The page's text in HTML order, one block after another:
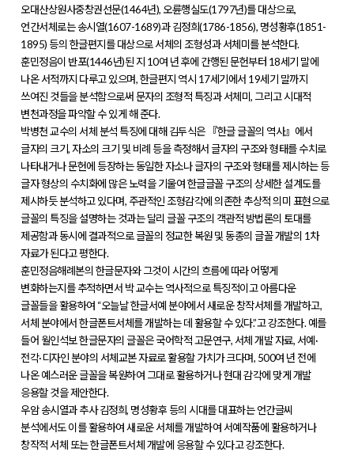
오대산상원사중창권선문(1464년), 오륜행실도(1797년)를 대상으로,
언간서체로는 송시열(1607-1689)과 김정희(1786-1856), 명성황후(1851-
1895) 등의 한글편지를 대상으로 서체의 조형성과 서체미를 분석한다.
훈민정음이 반포(1446년)된 지 10여 년 후에 간행된 문헌부터 18세기 말에
나온 서적까지 다루고 있으며, 한글편지 역시 17세기에서 19세기 말까지
쓰여진 것들을 분석함으로써 문자의 조형적 특징과 서체미, 그리고 시대적
변천과정을 파악할 수 있게 해 준다.
박병천 교수의 서체 분석 특징에 대해 김두식은 『한글 글꼴의 역사』에서
글자의 크기, 자소의 크기 및 비례 등을 측정해서 글자의 구조와 형태를 수치로
나타내거나 문헌에 등장하는 동일한 자소나 글자의 구조와 형태를 제시하는 등
글자 형상의 수치화에 많은 노력을 기울여 한글글꼴 구조의 상세한 설계도를
제시하듯 분석하고 있다며, 주관적인 조형감각에 의존한 추상적 의미 표현으로
글꼴의 특징을 설명하는 것과는 달리 글꼴 구조의 객관적 방법론의 토대를
제공함과 동시에 결과적으로 글꼴의 정교한 복원 및 동종의 글꼴 개발의 1차
자료가 된다고 평한다.
훈민정음해례본의 한글문자와 그것이 시간의 흐름에 따라 어떻게
변화하는지를 추적하면서 박 교수는 역사적으로 특징적이고 아름다운
글꼴들을 활용하여 “오늘날 한글서예 분야에서 새로운 창작서체를 개발하고,
서체 분야에서 한글폰트서체를 개발하는 데 활용할 수 있다.”고 강조한다. 예를
들어 월인석보 한글문자의 글꼴은 국어학적 고문연구, 서체 개발 자료, 서예·
전각·디자인 분야의 서체교본 자료로 활용할 가치가 크다며, 500여 년 전에
나온 예스러운 글꼴을 복원하여 그대로 활용하거나 현대 감각에 맞게 개발
응용할 것을 제안한다.
우암 송시열과 추사 김정희, 명성황후 등의 시대를 대표하는 언간글씨
분석에서도 이를 활용하여 새로운 서체를 개발하여 서예작품에 활용하거나
창작적 서체 또는 한글폰트서체 개발에 응용할 수 있다고 강조한다.